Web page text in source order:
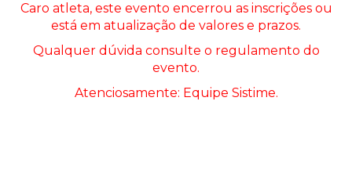
Caro atleta, este evento encerrou as inscrições ou
está em atualização de valores e prazos.
Qualquer dúvida consulte o regulamento do
evento.
Atenciosamente: Equipe Sistime.